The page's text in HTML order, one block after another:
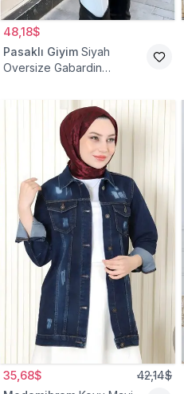
48,18$
Pasaklı Giyim Siyah
Oversize Gabardin
35,68$ 42,14$